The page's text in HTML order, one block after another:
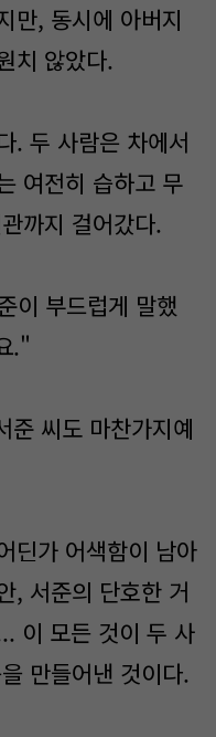
만, 동시에 아버지
치 않았다.
. 두 사람은 차에서
여전히 습하고 무
까지 걸어갔다.
이 부드럽게 말했
."
준 씨도 마찬가지예
딘가 어색함이 남아
, 서준의 단호한 거
이 모든 것이 두 사
만들어낸 것이다.